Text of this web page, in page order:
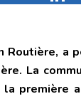
Routière,
La